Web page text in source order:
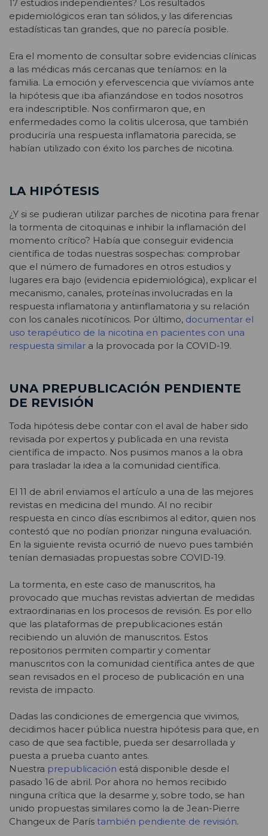
17 estudios independientes? Los resultados
epidemiológicos eran tan sólidos, y las diferencias
estadísticas tan grandes, que no parecía posible.
Era el momento de consultar sobre evidencias clínicas
a las médicas más cercanas que teníamos: en la
familia. La emoción y efervescencia que vivíamos ante
la hipótesis que iba afianzándose en todos nosotros
era indescriptible. Nos confirmaron que, en
enfermedades como la colitis ulcerosa, que también
produciría una respuesta inflamatoria parecida, se
habían utilizado con éxito los parches de nicotina.
LA HIPÓTESIS
¿Y si se pudieran utilizar parches de nicotina para frenar
la tormenta de citoquinas e inhibir la inflamación del
momento crítico? Había que conseguir evidencia
científica de todas nuestras sospechas: comprobar
que el número de fumadores en otros estudios y
lugares era bajo (evidencia epidemiológica), explicar el
mecanismo, canales, proteínas involucradas en la
respuesta inflamatoria y antiinflamatoria y su relación
con los canales nicotínicos. Por último, documentar el
uso terapéutico de la nicotina en pacientes con una
respuesta similar a la provocada por la COVID-19.
UNA PREPUBLICACIÓN PENDIENTE
DE REVISIÓN
Toda hipótesis debe contar con el aval de haber sido
revisada por expertos y publicada en una revista
científica de impacto. Nos pusimos manos a la obra
para trasladar la idea a la comunidad científica.
El 11 de abril enviamos el artículo a una de las mejores
revistas en medicina del mundo. Al no recibir
respuesta en cinco días escribimos al editor, quien nos
contestó que no podían priorizar ninguna evaluación.
En la siguiente revista ocurrió de nuevo pues también
tenían demasiadas propuestas sobre COVID-19.
La tormenta, en este caso de manuscritos, ha
provocado que muchas revistas adviertan de medidas
extraordinarias en los procesos de revisión. Es por ello
que las plataformas de prepublicaciones están
recibiendo un aluvión de manuscritos. Estos
repositorios permiten compartir y comentar
manuscritos con la comunidad científica antes de que
sean revisados en el proceso de publicación en una
revista de impacto.
Dadas las condiciones de emergencia que vivimos,
decidimos hacer pública nuestra hipótesis para que, en
caso de que sea factible, pueda ser desarrollada y
puesta a prueba cuanto antes.
Nuestra prepublicación está disponible desde el
pasado 16 de abril. Por ahora no hemos recibido
ninguna crítica que la desarme y, sobre todo, se han
unido propuestas similares como la de Jean-Pierre
Changeux de París también pendiente de revisión.